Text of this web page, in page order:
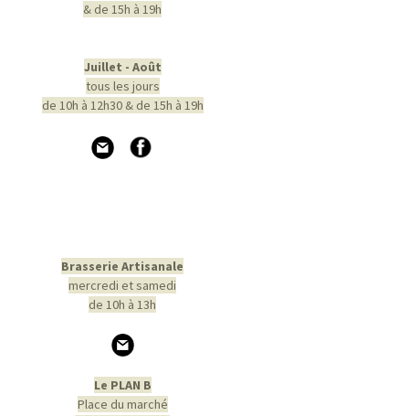
& de 15h à 19h
Juillet - Août
tous les jours
de 10h à 12h30 & de 15h à 19h
Brasserie Artisanale
mercredi et samedi
de 10h à 13h
Le PLAN B
Place du marché